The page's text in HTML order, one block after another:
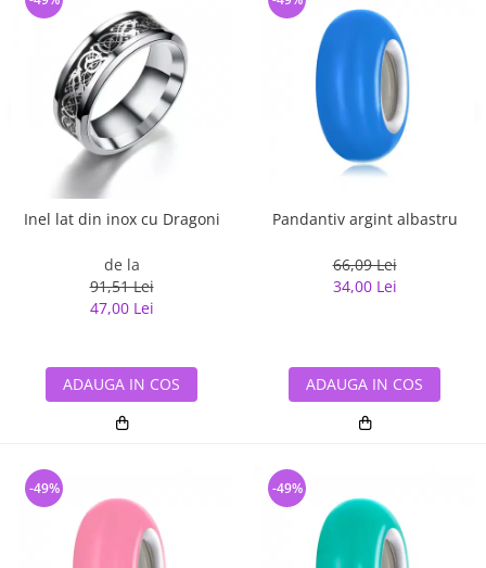
Inel lat din inox cu Dragoni
de la
91,51 Lei
47,00 Lei
ADAUGA IN COS
Pandantiv argint albastru
66,09 Lei
34,00 Lei
ADAUGA IN COS
-49% -49%